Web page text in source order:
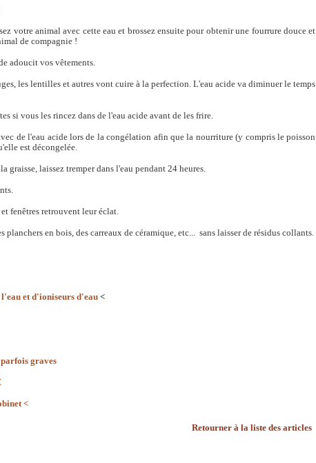
votre animal avec cette eau et brossez ensuite pour obtenir une fourrure douce et
de compagnie !
adoucit vos vêtements.
les lentilles et autres vont cuire à la perfection. L'eau acide va diminuer le temps
si vous les rincez dans de l'eau acide avant de les frire.
de l'eau acide lors de la congélation afin que la nourriture (y compris le poisson
est décongelée.
graisse, laissez tremper dans l'eau pendant 24 heures.
fenêtres retrouvent leur éclat.
planchers en bois, des carreaux de céramique, etc... sans laisser de résidus collants.
l'eau et d'ioniseurs d'eau <
parfois graves
<
Retourner à la liste des articles